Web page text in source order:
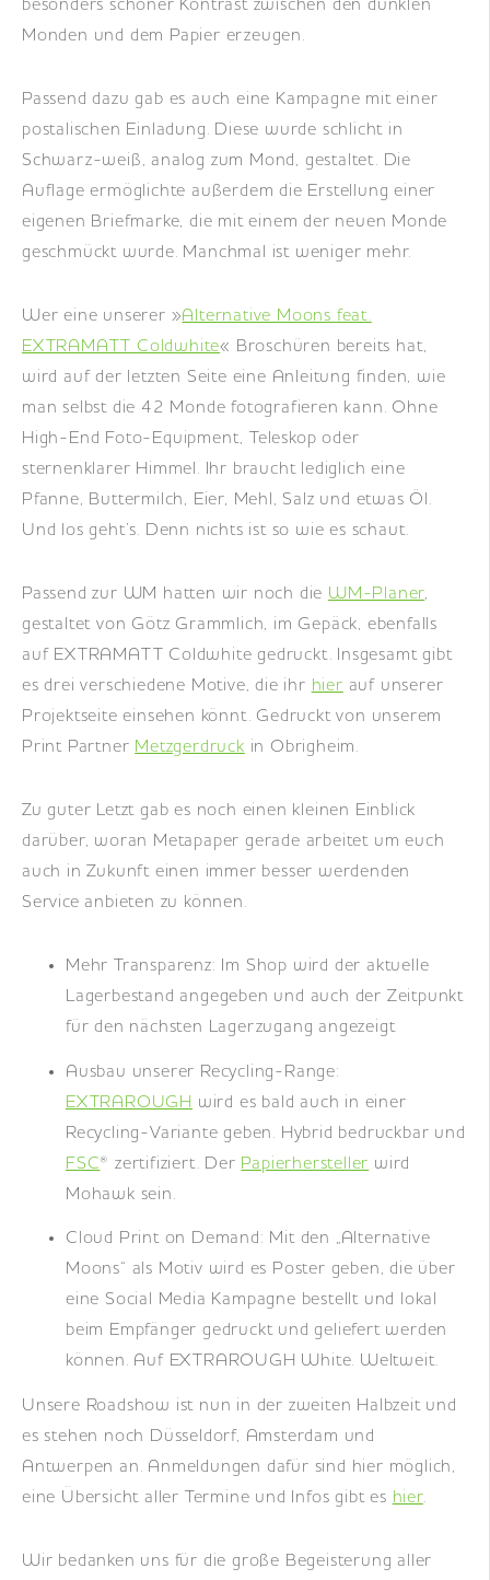
besonders schöner Kontrast zwischen den dunklen
Monden und dem Papier erzeugen.
Passend dazu gab es auch eine Kampagne mit einer
postalischen Einladung. Diese wurde schlicht in
Schwarz-weiß, analog zum Mond, gestaltet. Die
Auflage ermöglichte außerdem die Erstellung einer
eigenen Briefmarke, die mit einem der neuen Monde
geschmückt wurde. Manchmal ist weniger mehr.
Wer eine unserer »Alternative Moons feat.
EXTRAMATT Coldwhite« Broschüren bereits hat,
wird auf der letzten Seite eine Anleitung finden, wie
man selbst die 42 Monde fotografieren kann. Ohne
High-End Foto-Equipment, Teleskop oder
sternenklarer Himmel. Ihr braucht lediglich eine
Pfanne, Buttermilch, Eier, Mehl, Salz und etwas Öl.
Und los geht’s. Denn nichts ist so wie es schaut.
Passend zur WM hatten wir noch die WM-Planer,
gestaltet von Götz Grammlich, im Gepäck, ebenfalls
auf EXTRAMATT Coldwhite gedruckt. Insgesamt gibt
es drei verschiedene Motive, die ihr hier auf unserer
Projektseite einsehen könnt. Gedruckt von unserem
Print Partner Metzgerdruck in Obrigheim.
Zu guter Letzt gab es noch einen kleinen Einblick
darüber, woran Metapaper gerade arbeitet um euch
auch in Zukunft einen immer besser werdenden
Service anbieten zu können.
Mehr Transparenz: Im Shop wird der aktuelle
Lagerbestand angegeben und auch der Zeitpunkt
für den nächsten Lagerzugang angezeigt
Ausbau unserer Recycling-Range:
EXTRAROUGH wird es bald auch in einer
Recycling-Variante geben. Hybrid bedruckbar und
FSC® zertifiziert. Der Papierhersteller wird
Mohawk sein.
Cloud Print on Demand: Mit den „Alternative
Moons“ als Motiv wird es Poster geben, die über
eine Social Media Kampagne bestellt und lokal
beim Empfänger gedruckt und geliefert werden
können. Auf EXTRAROUGH White. Weltweit.
Unsere Roadshow ist nun in der zweiten Halbzeit und
es stehen noch Düsseldorf, Amsterdam und
Antwerpen an. Anmeldungen dafür sind hier möglich,
eine Übersicht aller Termine und Infos gibt es hier.
Wir bedanken uns für die große Begeisterung aller